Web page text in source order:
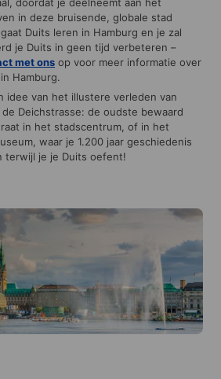
in deze bruisende, globale stad
Duits leren in Hamburg en je zal
je Duits in geen tijd verbeteren –
met ons op voor meer informatie over
Hamburg.
idee van het illustere verleden van
de Deichstrasse: de oudste bewaard
in het stadscentrum, of in het
waar je 1.200 jaar geschiedenis
terwijl je je Duits oefent!